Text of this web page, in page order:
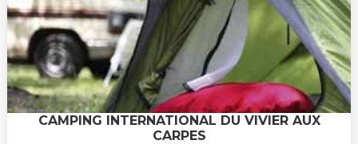
CAMPING INTERNATIONAL DU VIVIER AUX
CARPES